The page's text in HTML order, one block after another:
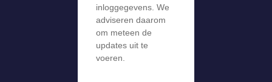
inloggegevens. We
adviseren daarom
om meteen de
updates uit te
voeren.